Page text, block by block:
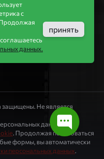
защищены. Не является
данных» от
. Продолжая пользоваться
формы, вы автоматически
персональных данных.
с
данных.
принять